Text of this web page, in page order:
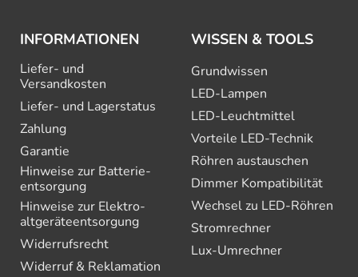
INFORMATIONEN
Liefer- und
Versandkosten
Liefer- und Lagerstatus
Zahlung
Garantie
Hinweise zur Batterie­
entsorgung
Hinweise zur Elektro­
altgeräte­entsorgung
Widerrufsrecht
Widerruf & Reklamation
WISSEN & TOOLS
Grundwissen
LED-Lampen
LED-Leuchtmittel
Vorteile LED-Technik
Röhren austauschen
Dimmer Kompatibilität
Wechsel zu LED-Röhren
Stromrechner
Lux-Umrechner